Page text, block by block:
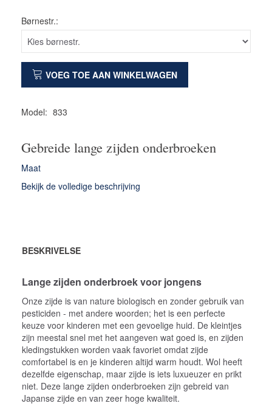
Børnestr.:
VOEG TOE AAN WINKELWAGEN
Model: 833
Gebreide lange zijden onderbroeken
Maat
Bekijk de volledige beschrijving
BESKRIVELSE
Lange zijden onderbroek voor jongens
Onze zijde is van nature biologisch en zonder gebruik van
pesticiden - met andere woorden; het is een perfecte
keuze voor kinderen met een gevoelige huid. De kleintjes
zijn meestal snel met het aangeven wat goed is, en zijden
kledingstukken worden vaak favoriet omdat zijde
comfortabel is en je kinderen altijd warm houdt. Wol heeft
dezelfde eigenschap, maar zijde is iets luxueuzer en prikt
niet. Deze lange zijden onderbroeken zijn gebreid van
Japanse zijde en van zeer hoge kwaliteit.